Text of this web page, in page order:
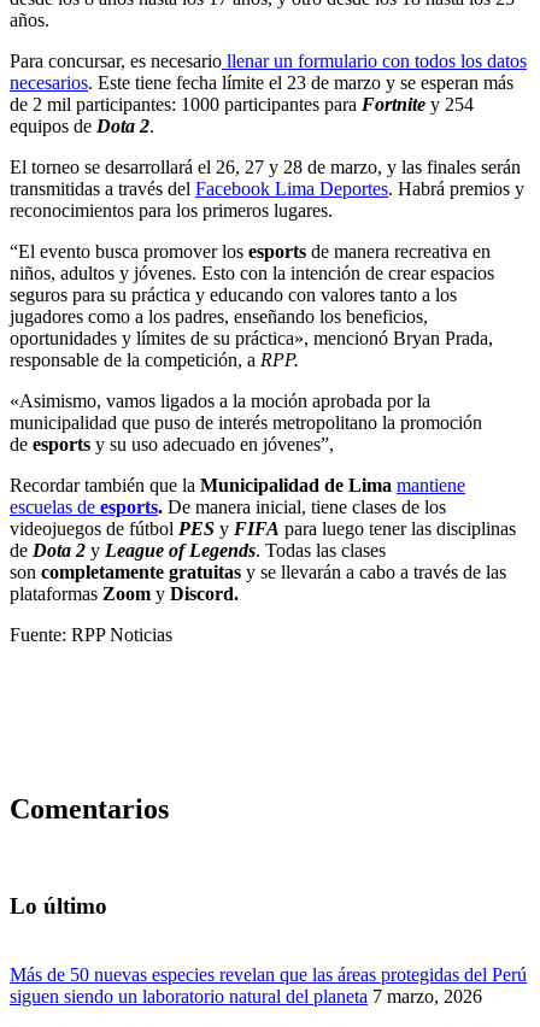
años.
Para concursar, es necesario llenar un formulario con todos los datos
necesarios. Este tiene fecha límite el 23 de marzo y se esperan más
de 2 mil participantes: 1000 participantes para Fortnite y 254
equipos de Dota 2.
El torneo se desarrollará el 26, 27 y 28 de marzo, y las finales serán
transmitidas a través del Facebook Lima Deportes. Habrá premios y
reconocimientos para los primeros lugares.
“El evento busca promover los esports de manera recreativa en
niños, adultos y jóvenes. Esto con la intención de crear espacios
seguros para su práctica y educando con valores tanto a los
jugadores como a los padres, enseñando los beneficios,
oportunidades y límites de su práctica», mencionó Bryan Prada,
responsable de la competición, a RPP.
«Asimismo, vamos ligados a la moción aprobada por la
municipalidad que puso de interés metropolitano la promoción
de esports y su uso adecuado en jóvenes”,
Recordar también que la Municipalidad de Lima mantiene
escuelas de esports. De manera inicial, tiene clases de los
videojuegos de fútbol PES y FIFA para luego tener las disciplinas
de Dota 2 y League of Legends. Todas las clases
son completamente gratuitas y se llevarán a cabo a través de las
plataformas Zoom y Discord.
Fuente: RPP Noticias
Comentarios
Lo último
Más de 50 nuevas especies revelan que las áreas protegidas del Perú
siguen siendo un laboratorio natural del planeta 7 marzo, 2026